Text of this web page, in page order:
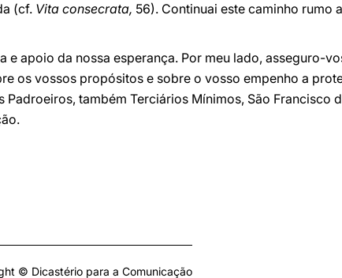
(cf. Vita consecrata, 56). Continuai este caminho rumo
e apoio da nossa esperança. Por meu lado, asseguro-
os vossos propósitos e sobre o vosso empenho a
Padroeiros, também Terciários Mínimos, São Francisco
© Dicastério para a Comunicação